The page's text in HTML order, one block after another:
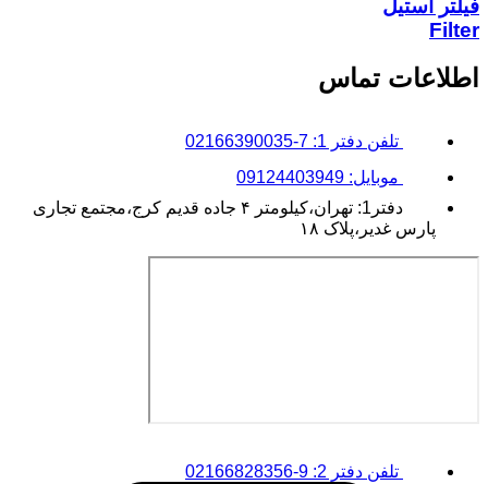
فیلتر استیل
Filter
اطلاعات تماس
تلفن دفتر 1: 7-02166390035
موبایل: 09124403949
دفتر1: تهران،کیلومتر ۴ جاده قدیم کرج،مجتمع تجاری
پارس غدیر،پلاک ۱۸
تلفن دفتر 2: 9-02166828356